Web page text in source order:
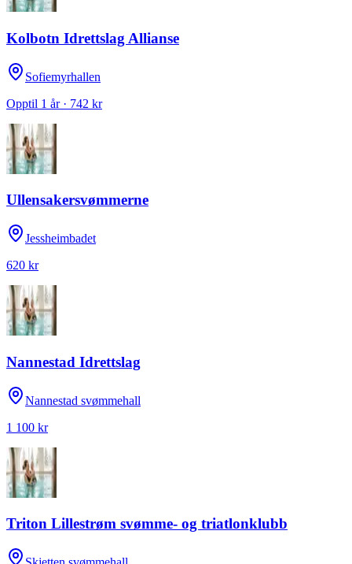
Kolbotn Idrettslag Allianse
Sofiemyrhallen
Opptil 1 år · 742 kr
Ullensakersvømmerne
Jessheimbadet
620 kr
Nannestad Idrettslag
Nannestad svømmehall
1 100 kr
Triton Lillestrøm svømme- og triatlonklubb